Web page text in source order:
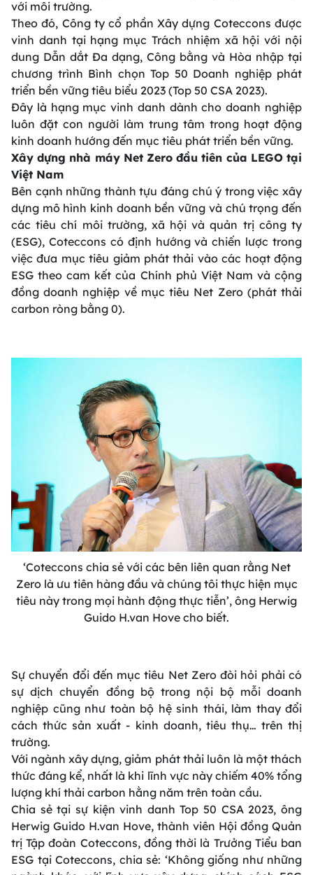
với môi trường.
Theo đó, Công ty cổ phần Xây dựng Coteccons được
vinh danh tại hạng mục Trách nhiệm xã hội với nội
dung Dẫn dắt Đa dạng, Công bằng và Hòa nhập tại
chương trình Bình chọn Top 50 Doanh nghiệp phát
triển bền vững tiêu biểu 2023 (Top 50 CSA 2023).
Đây là hạng mục vinh danh dành cho doanh nghiệp
luôn đặt con người làm trung tâm trong hoạt động
kinh doanh hướng đến mục tiêu phát triển bền vững.
Xây dựng nhà máy Net Zero đầu tiên của LEGO tại
Việt Nam
Bên cạnh những thành tựu đáng chú ý trong việc xây
dựng mô hình kinh doanh bền vững và chú trọng đến
các tiêu chí môi trường, xã hội và quản trị công ty
(ESG), Coteccons có định hướng và chiến lược trong
việc đưa mục tiêu giảm phát thải vào các hoạt động
ESG theo cam kết của Chính phủ Việt Nam và cộng
đồng doanh nghiệp về mục tiêu Net Zero (phát thải
carbon ròng bằng 0).
‘Coteccons chia sẻ với các bên liên quan rằng Net
Zero là ưu tiên hàng đầu và chúng tôi thực hiện mục
tiêu này trong mọi hành động thực tiễn’, ông Herwig
Guido H.van Hove cho biết.
Sự chuyển đổi đến mục tiêu Net Zero đòi hỏi phải có
sự dịch chuyển đồng bộ trong nội bộ mỗi doanh
nghiệp cũng như toàn bộ hệ sinh thái, làm thay đổi
cách thức sản xuất - kinh doanh, tiêu thụ… trên thị
trường.
Với ngành xây dựng, giảm phát thải luôn là một thách
thức đáng kể, nhất là khi lĩnh vực này chiếm 40% tổng
lượng khí thải carbon hằng năm trên toàn cầu.
Chia sẻ tại sự kiện vinh danh Top 50 CSA 2023, ông
Herwig Guido H.van Hove, thành viên Hội đồng Quản
trị Tập đoàn Coteccons, đồng thời là Trưởng Tiểu ban
ESG tại Coteccons, chia sẻ: ‘Không giống như những